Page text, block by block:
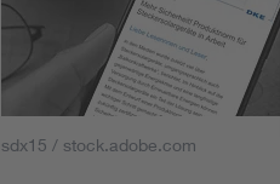
sdx15 / stock.adobe.com